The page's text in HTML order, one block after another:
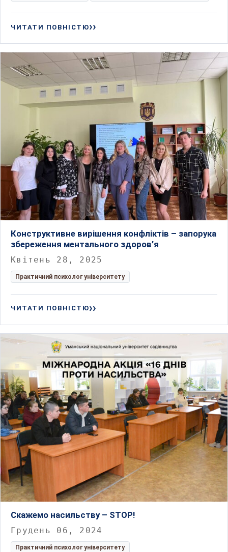
ЧИТАТИ ПОВНІСТЮ
Конструктивне вирішення конфліктів – запорука
збереження ментального здоров’я
Квітень 28, 2025
Практичний психолог університету
ЧИТАТИ ПОВНІСТЮ
Скажемо насильству – STOP!
Грудень 06, 2024
Практичний психолог університету